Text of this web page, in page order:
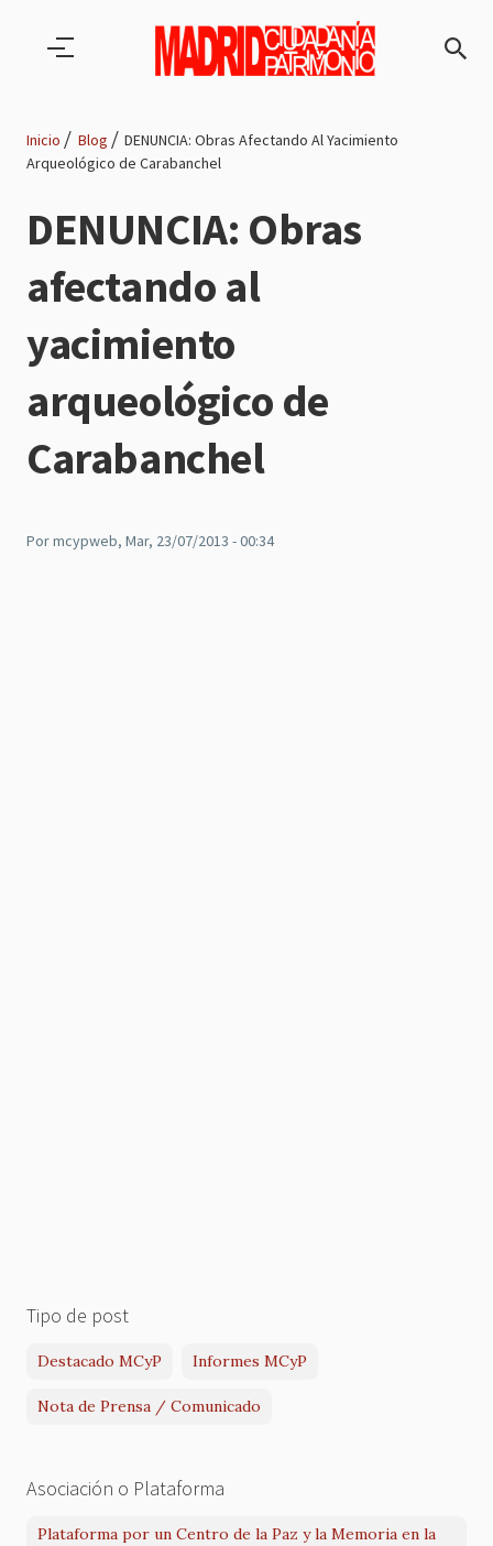
de
navegación
Inicio Blog
DENUNCIA: Obras Afectando Al Yacimiento
Arqueológico de Carabanchel
DENUNCIA: Obras
afectando al
yacimiento
arqueológico de
Carabanchel
Pormcypweb, Mar, 23/07/2013 - 00:34
Tipo de post
Destacado MCyP Informes MCyP
Nota de Prensa / Comunicado
Asociación o Plataforma
Plataforma por un Centro de la Paz y la Memoria en la